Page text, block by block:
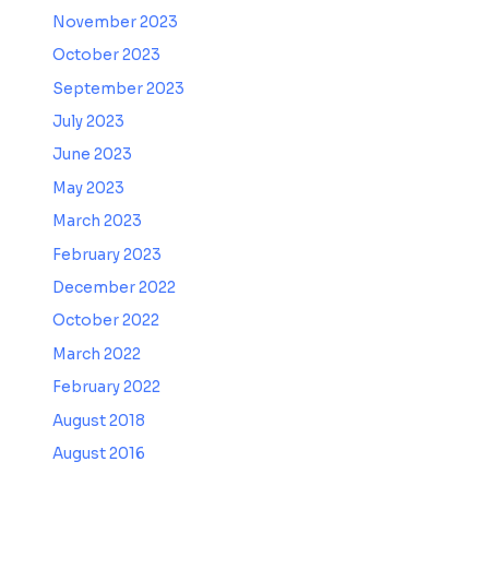
November 2023
October 2023
September 2023
July 2023
June 2023
May 2023
March 2023
February 2023
December 2022
October 2022
March 2022
February 2022
August 2018
August 2016